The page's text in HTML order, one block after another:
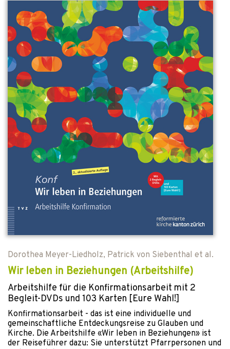
Dorothea Meyer-Liedholz, Patrick von Siebenthal et al.
Wir leben in Beziehungen (Arbeitshilfe)
Arbeitshilfe für die Konfirmationsarbeit mit 2
Begleit-DVDs und 103 Karten [Eure Wahl!]
Konfirmationsarbeit - das ist eine individuelle und
gemeinschaftliche Entdeckungsreise zu Glauben und
Kirche. Die Arbeitshilfe «Wir leben in Beziehungen» ist
der Reiseführer dazu: Sie unterstützt Pfarrpersonen und